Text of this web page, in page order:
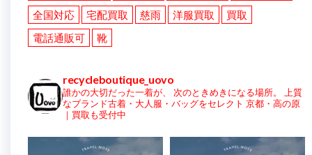
全国対応
宅配買取 慈雨 洋服買取
買取
電話通販可
靴
recycleboutique_uovo
誰かの大切だった一着が、 次のときめきになる場所。
上質
なブランド古着・大人服・バッグをセレクト 京都・高の原
｜買取も受付中